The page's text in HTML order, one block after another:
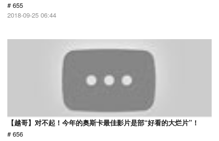
# 655
2018-09-25 06:44
【越哥】对不起！今年的奥斯卡最佳影片是部“好看的大烂片”！
# 656